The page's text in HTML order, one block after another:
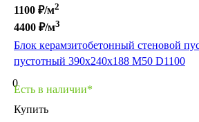
1100 ₽/м2
4400 ₽/м3
Блок керамзитобетонный стеновой
пустотный 390х240х188 М50 D1100
0
Есть в наличии*
Купить